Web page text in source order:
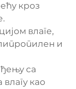
кроз
влаге,
и
са
као